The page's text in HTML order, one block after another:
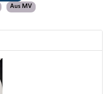
Aus MV